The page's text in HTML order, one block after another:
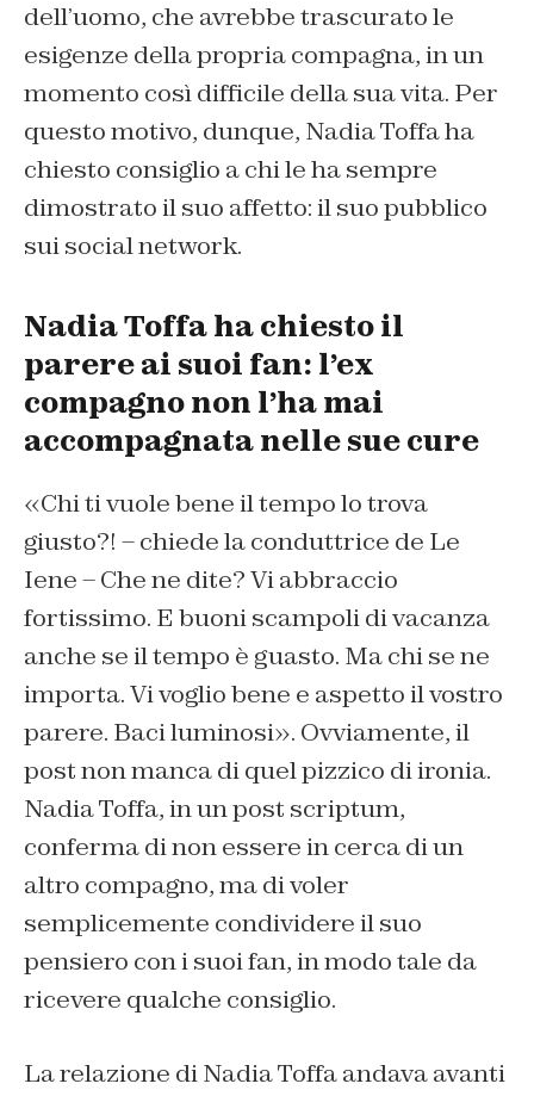
dell’uomo, che avrebbe trascurato le
esigenze della propria compagna, in un
momento così difficile della sua vita. Per
questo motivo, dunque, Nadia Toffa ha
chiesto consiglio a chi le ha sempre
dimostrato il suo affetto: il suo pubblico
sui social network.
Nadia Toffa ha chiesto il
parere ai suoi fan: l’ex
compagno non l’ha mai
accompagnata nelle sue cure
«Chi ti vuole bene il tempo lo trova
giusto?! – chiede la conduttrice de Le
Iene – Che ne dite? Vi abbraccio
fortissimo. E buoni scampoli di vacanza
anche se il tempo è guasto. Ma chi se ne
importa. Vi voglio bene e aspetto il vostro
parere. Baci luminosi». Ovviamente, il
post non manca di quel pizzico di ironia.
Nadia Toffa, in un post scriptum,
conferma di non essere in cerca di un
altro compagno, ma di voler
semplicemente condividere il suo
pensiero con i suoi fan, in modo tale da
ricevere qualche consiglio.
La relazione di Nadia Toffa andava avanti